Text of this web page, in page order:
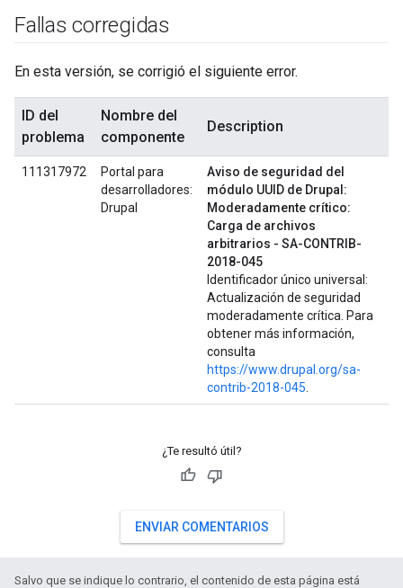
Fallas corregidas
En esta versión, se corrigió el siguiente error.
ID del
problema
Nombre del
componente
Description
111317972
Portal para
desarrolladores:
Drupal
Aviso de seguridad del
módulo UUID de Drupal:
Moderadamente crítico:
Carga de archivos
arbitrarios - SA-CONTRIB-
2018-045
Identificador único universal:
Actualización de seguridad
moderadamente crítica. Para
obtener más información,
consulta
https://www.drupal.org/sa-
contrib-2018-045
¿Te resultó útil?
ENVIAR COMENTARIOS
Salvo que se indique lo contrario, el contenido de esta página está